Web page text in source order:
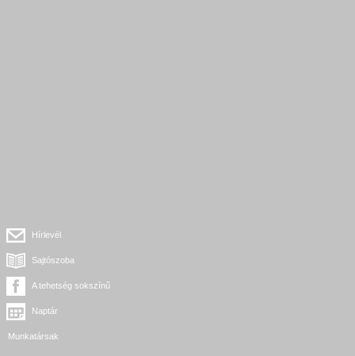
Hírlevél
Sajtószoba
A tehetség sokszínű
Naptár
Munkatársak